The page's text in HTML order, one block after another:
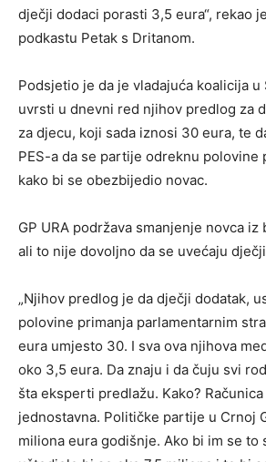
dječji dodaci porasti 3,5 eura“, rekao
podkastu Petak s Dritanom.
Podsjetio je da je vladajuća koalicija
uvrsti u dnevni red njihov predlog za
za djecu, koji sada iznosi 30 eura, te
PES-a da se partije odreknu polovine
kako bi se obezbijedio novac.
GP URA podržava smanjenje novca
ali to nije dovoljno da se uvećaju
„Njihov predlog je da dječji dodatak,
polovine primanja parlamentarnim
eura umjesto 30. I sva ova njihova
oko 3,5 eura. Da znaju i da čuju svi
šta eksperti predlažu. Kako?
jednostavna. Političke partije u Crnoj
miliona eura godišnje. Ako bi im se to